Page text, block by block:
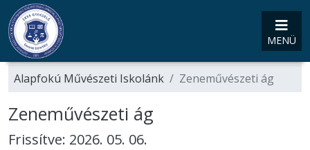
MENÜ
Alapfokú Művészeti Iskolánk Zeneművészeti ág
Zeneművészeti ág
Frissítve: 2026. 05. 06.